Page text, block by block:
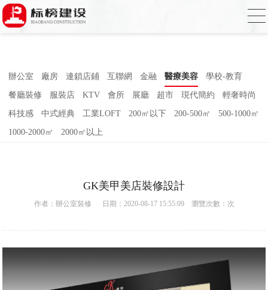
合欢视频下载,合欢视频污污污,合欢视频
APP下载汅,合欢视频免费在线观看
辦公室 廠房 連鎖店鋪 互聯網 金融 醫療美容 學校-教育
餐廳裝修 服裝店 KTV 會所 展廳 超市 現代簡約 輕奢時尚
科技感 中式經典 工業LOFT 200㎡以下 200-500㎡ 500-1000㎡
1000-2000㎡ 2000㎡以上
GK美甲美店裝修設計
作者： 辦公室裝修 日期：2020-08-17 15:55:09 瀏覽次數： 次